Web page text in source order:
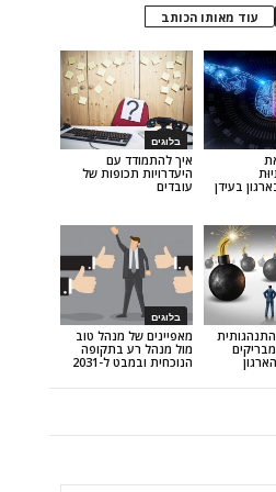
בלוגים
להתמודד עם
תכופות של
בלוגים
מאפיינים של מנהל טוב
מנהל רע בתקופה
הנוכחית ובמבט ל-2031